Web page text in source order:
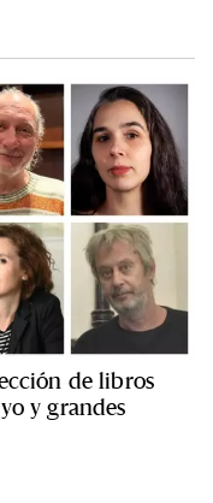
de libros
y grandes